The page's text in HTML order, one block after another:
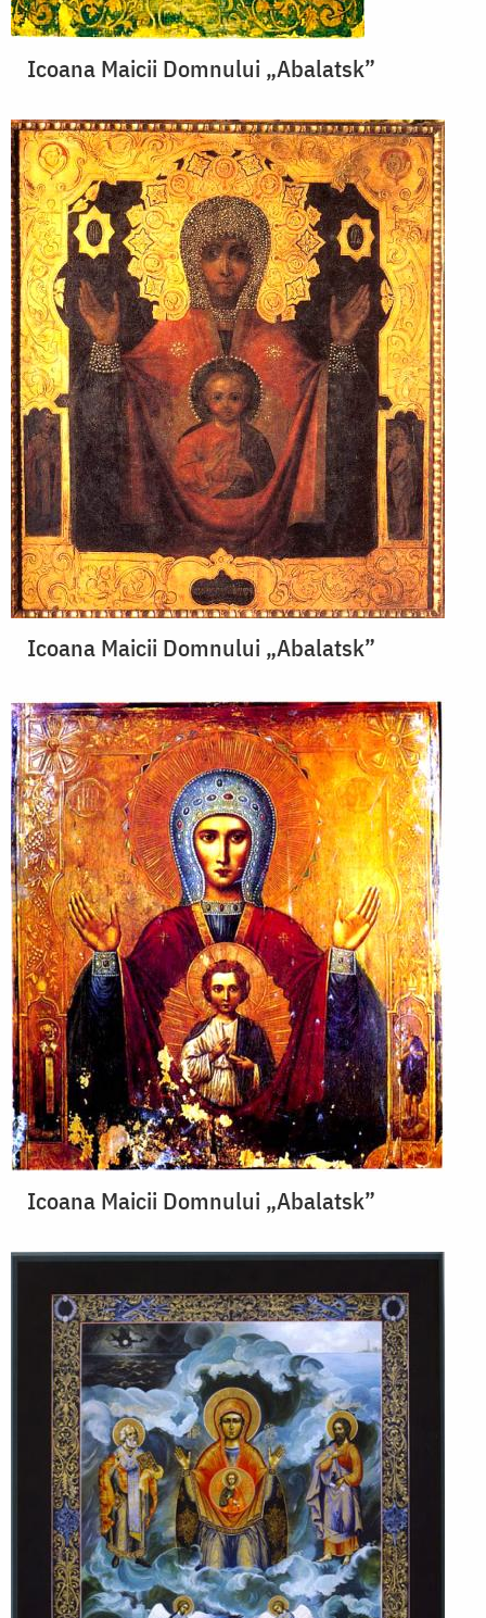
Icoana Maicii Domnului „Abalatsk”
Icoana Maicii Domnului „Abalatsk”
Icoana Maicii Domnului „Abalatsk”